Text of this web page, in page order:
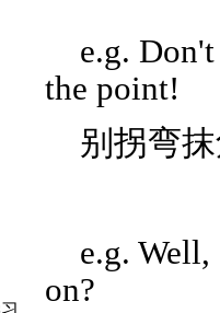
e.g.
the point!
别拐弯
e.g.
on?